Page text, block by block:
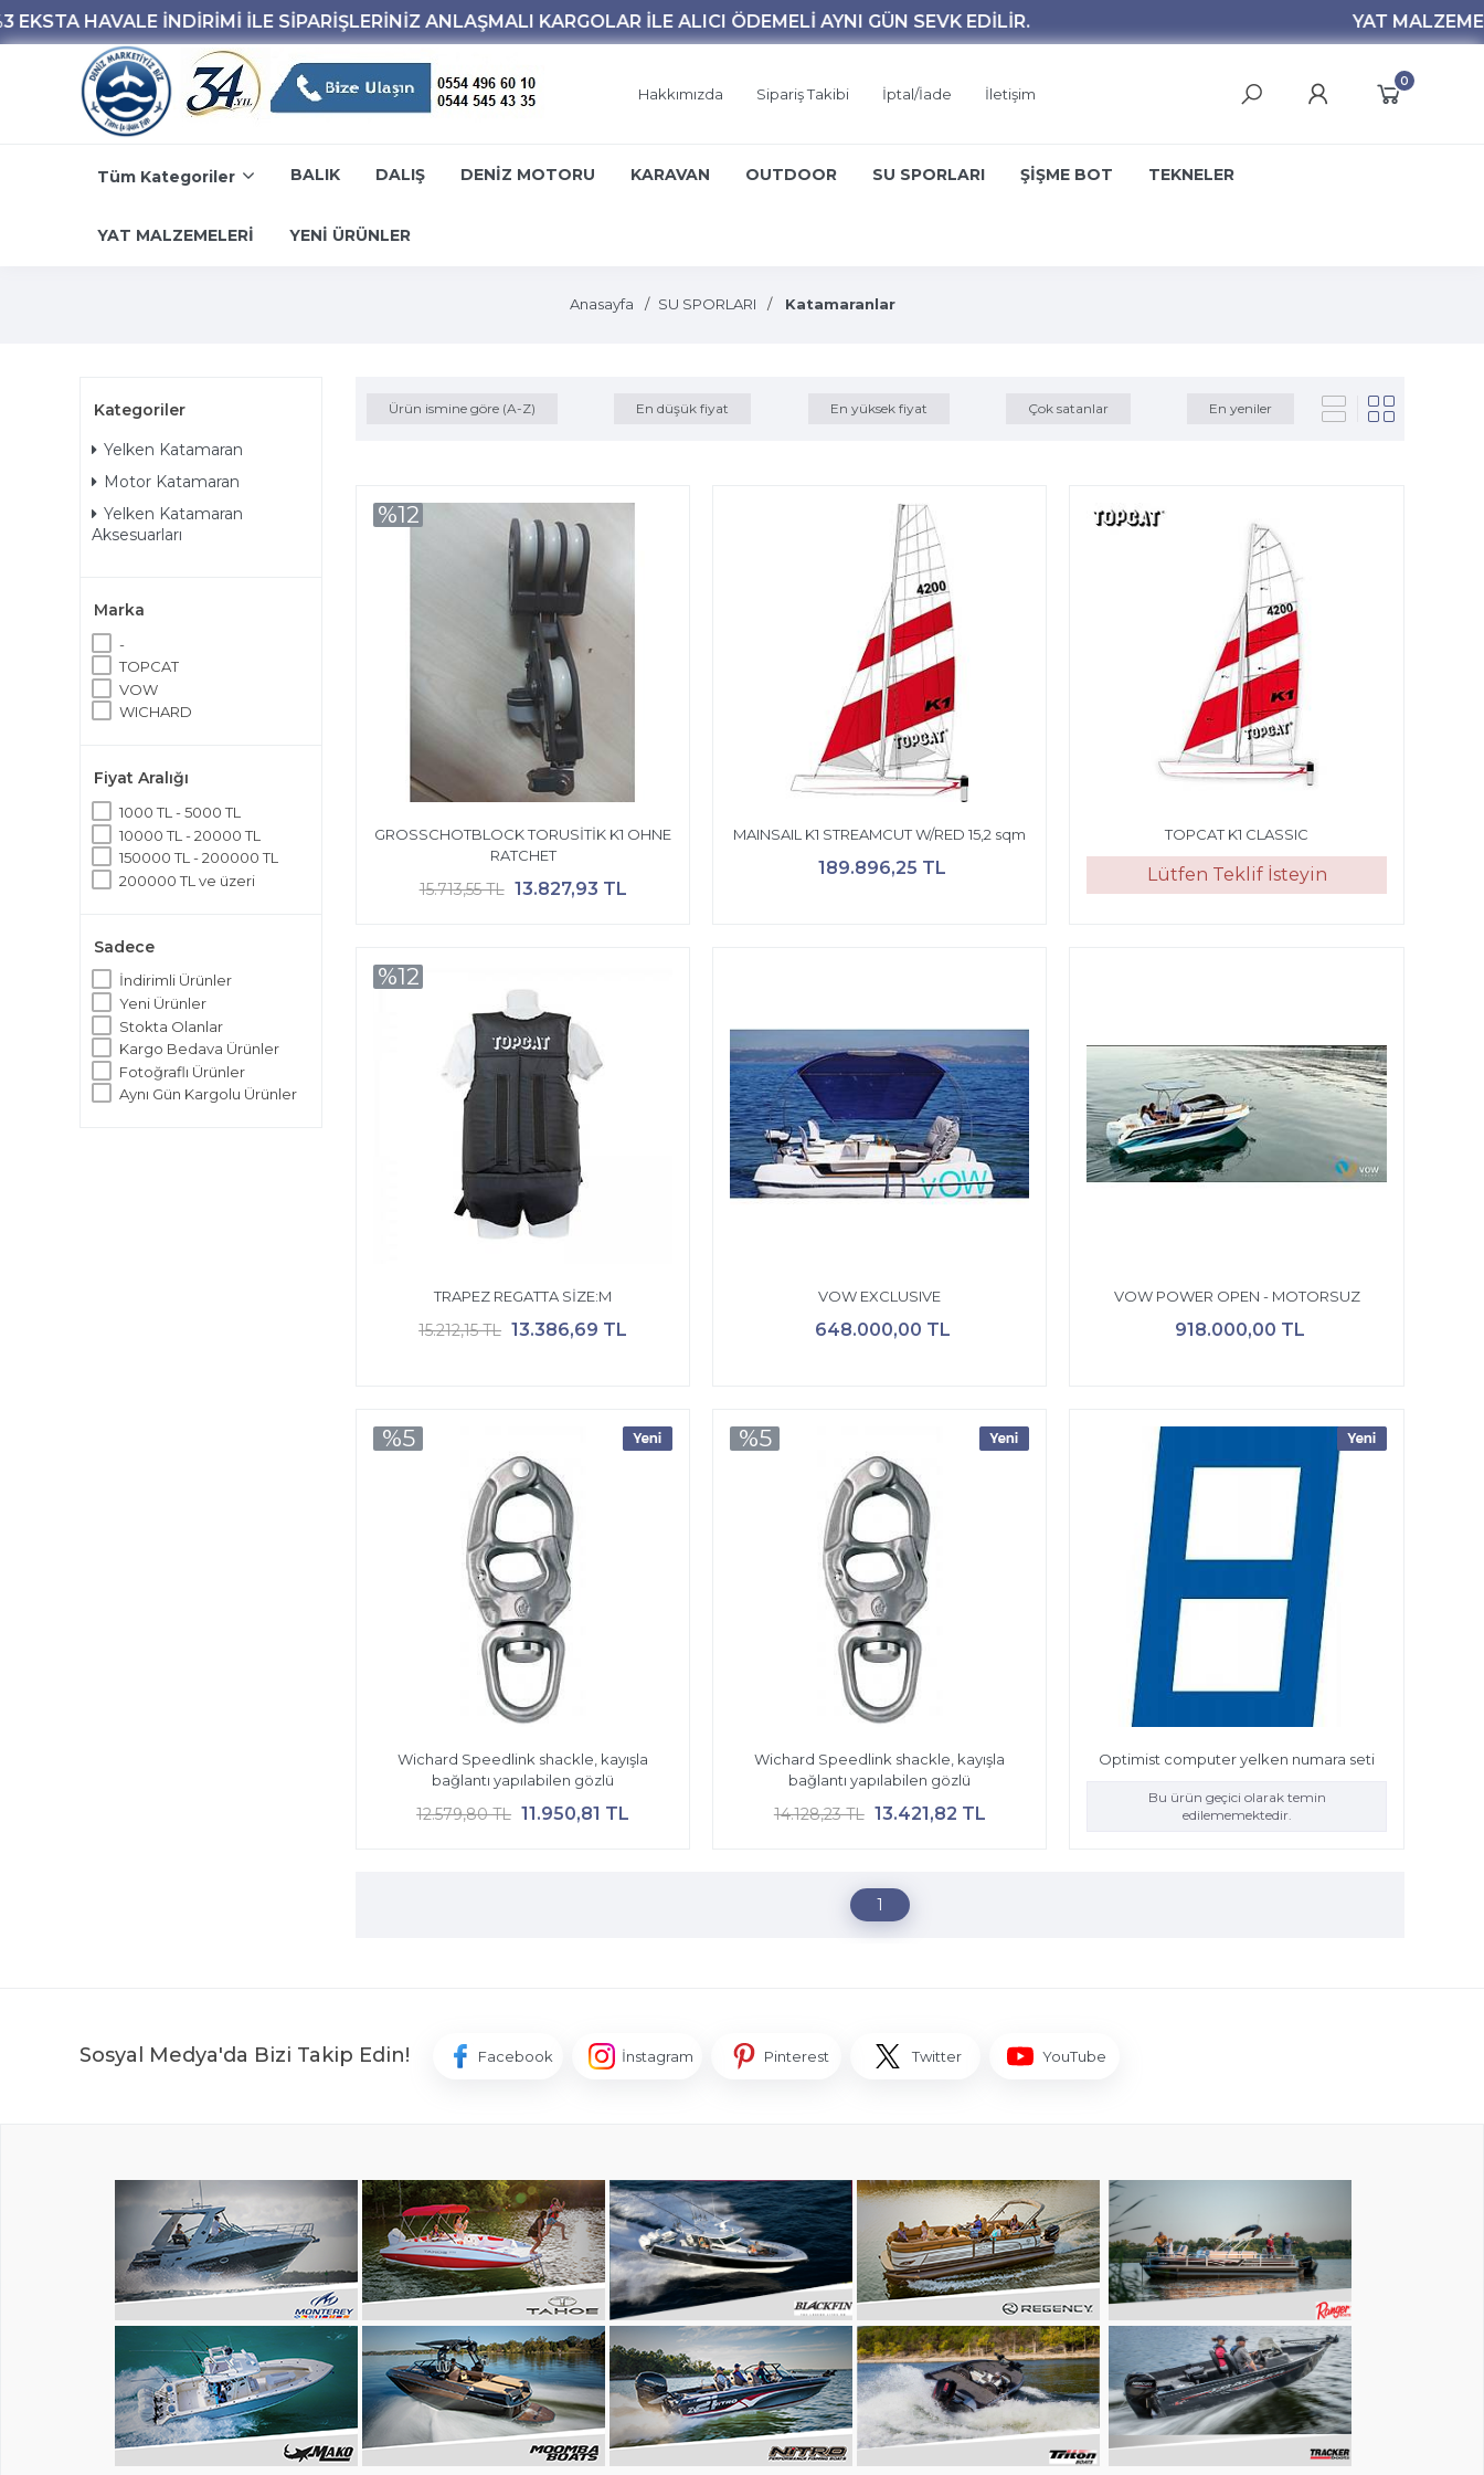
Hakkımızda Sipariş Takibi İptal/İade İletişim
0
Tüm Kategoriler BALIK DALIŞ DENİZ MOTORU KARAVAN OUTDOOR SU SPORLARI ŞİŞME BOT TEKNELER
YAT MALZEMELERİ YENİ ÜRÜNLER
Anasayfa SU SPORLARI Katamaranlar
Kategoriler
Yelken Katamaran
Motor Katamaran
Yelken Katamaran
Aksesuarları
Marka
-
TOPCAT
VOW
WICHARD
Fiyat Aralığı
1000 TL - 5000 TL
10000 TL - 20000 TL
150000 TL - 200000 TL
200000 TL ve üzeri
Sadece
İndirimli Ürünler
Yeni Ürünler
Stokta Olanlar
Kargo Bedava Ürünler
Fotoğraflı Ürünler
Aynı Gün Kargolu Ürünler
Ürün ismine göre (A-Z) En düşük fiyat En yüksek fiyat Çok satanlar En yeniler
GROSSCHOTBLOCK TORUSİTİK K1 OHNE
RATCHET
15.713,55 TL 13.827,93 TL
%12
MAINSAIL K1 STREAMCUT W/RED 15,2 sqm
189.896,25 TL
TOPCAT K1 CLASSIC
Lütfen Teklif İsteyin
TRAPEZ REGATTA SİZE:M
15.212,15 TL 13.386,69 TL
%12
VOW EXCLUSIVE
648.000,00 TL
VOW POWER OPEN - MOTORSUZ
918.000,00 TL
Wichard Speedlink shackle, kayışla
bağlantı yapılabilen gözlü
12.579,80 TL 11.950,81 TL
%5
Wichard Speedlink shackle, kayışla
bağlantı yapılabilen gözlü
14.128,23 TL 13.421,82 TL
%5
Optimist computer yelken numara seti
Bu ürün geçici olarak temin
edilememektedir.
1
Sosyal Medya'da Bizi Takip Edin! Facebook İnstagram Pinterest Twitter YouTube